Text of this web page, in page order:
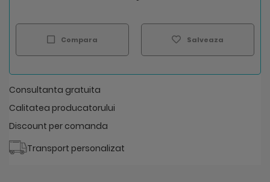
Salveaza
Compara
Consultanta gratuita
Calitatea producatorului
Discount per comanda
Transport personalizat